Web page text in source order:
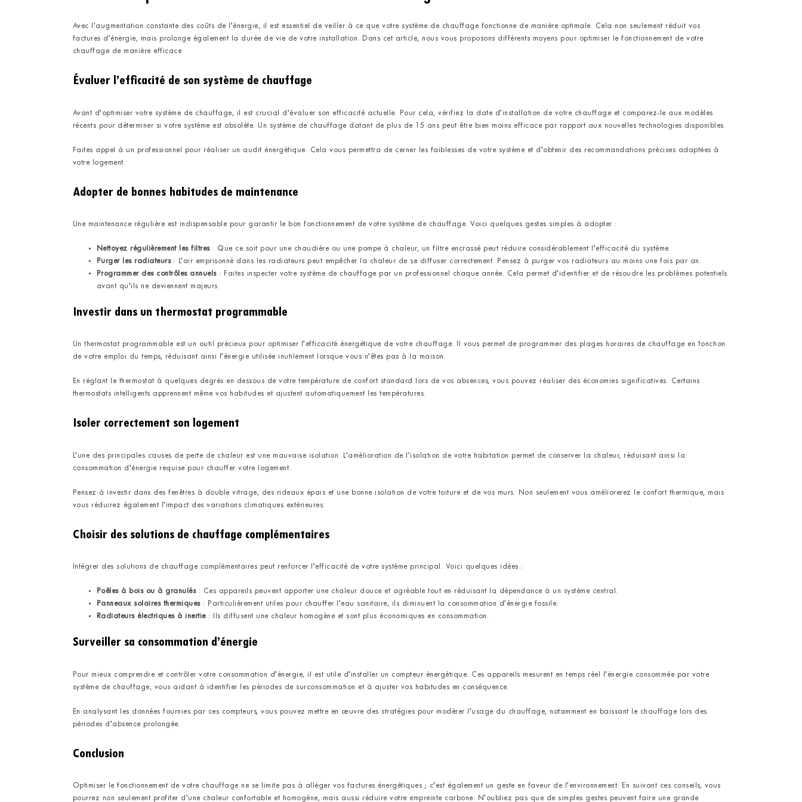
Avec l’augmentation constante des coûts de l’énergie, il est essentiel de veiller à ce que votre système de chauffage fonctionne de manière optimale. Cela non seulement réduit vos
factures d’énergie, mais prolonge également la durée de vie de votre installation. Dans cet article, nous vous proposons différents moyens pour optimiser le fonctionnement de votre
chauffage de manière efficace.
Évaluer l’efficacité de son système de chauffage
Avant d’optimiser votre système de chauffage, il est crucial d’évaluer son efficacité actuelle. Pour cela, vérifiez la date d’installation de votre chauffage et comparez-le aux modèles
récents pour déterminer si votre système est obsolète. Un système de chauffage datant de plus de 15 ans peut être bien moins efficace par rapport aux nouvelles technologies disponibles.
Faites appel à un professionnel pour réaliser un audit énergétique. Cela vous permettra de cerner les faiblesses de votre système et d’obtenir des recommandations précises adaptées à
votre logement.
Adopter de bonnes habitudes de maintenance
Une maintenance régulière est indispensable pour garantir le bon fonctionnement de votre système de chauffage. Voici quelques gestes simples à adopter :
Nettoyez régulièrement les filtres: Que ce soit pour une chaudière ou une pompe à chaleur, un filtre encrassé peut réduire considérablement l’efficacité du système.
Purger les radiateurs: L’air emprisonné dans les radiateurs peut empêcher la chaleur de se diffuser correctement. Pensez à purger vos radiateurs au moins une fois par an.
Programmer des contrôles annuels: Faites inspecter votre système de chauffage par un professionnel chaque année. Cela permet d’identifier et de résoudre les problèmes potentiels
avant qu’ils ne deviennent majeurs.
Investir dans un thermostat programmable
Un thermostat programmable est un outil précieux pour optimiser l’efficacité énergétique de votre chauffage. Il vous permet de programmer des plages horaires de chauffage en fonction
de votre emploi du temps, réduisant ainsi l’énergie utilisée inutilement lorsque vous n’êtes pas à la maison.
En réglant le thermostat à quelques degrés en dessous de votre température de confort standard lors de vos absences, vous pouvez réaliser des économies significatives. Certains
thermostats intelligents apprennent même vos habitudes et ajustent automatiquement les températures.
Isoler correctement son logement
L’une des principales causes de perte de chaleur est une mauvaise isolation. L’amélioration de l’isolation de votre habitation permet de conserver la chaleur, réduisant ainsi la
consommation d’énergie requise pour chauffer votre logement.
Pensez à investir dans des fenêtres à double vitrage, des rideaux épais et une bonne isolation de votre toiture et de vos murs. Non seulement vous améliorerez le confort thermique, mais
vous réduirez également l’impact des variations climatiques extérieures.
Choisir des solutions de chauffage complémentaires
Intégrer des solutions de chauffage complémentaires peut renforcer l’efficacité de votre système principal. Voici quelques idées :
Poêles à bois ou à granulés: Ces appareils peuvent apporter une chaleur douce et agréable tout en réduisant la dépendance à un système central.
Panneaux solaires thermiques: Particulièrement utiles pour chauffer l’eau sanitaire, ils diminuent la consommation d’énergie fossile.
Radiateurs électriques à inertie: Ils diffusent une chaleur homogène et sont plus économiques en consommation.
Surveiller sa consommation d’énergie
Pour mieux comprendre et contrôler votre consommation d’énergie, il est utile d’installer un compteur énergétique. Ces appareils mesurent en temps réel l’énergie consommée par votre
système de chauffage, vous aidant à identifier les périodes de surconsommation et à ajuster vos habitudes en conséquence.
En analysant les données fournies par ces compteurs, vous pouvez mettre en œuvre des stratégies pour modérer l’usage du chauffage, notamment en baissant le chauffage lors des
périodes d’absence prolongée.
Conclusion
Optimiser le fonctionnement de votre chauffage ne se limite pas à alléger vos factures énergétiques ; c’est également un geste en faveur de l’environnement. En suivant ces conseils, vous
pourrez non seulement profiter d’une chaleur confortable et homogène, mais aussi réduire votre empreinte carbone. N’oubliez pas que de simples gestes peuvent faire une grande